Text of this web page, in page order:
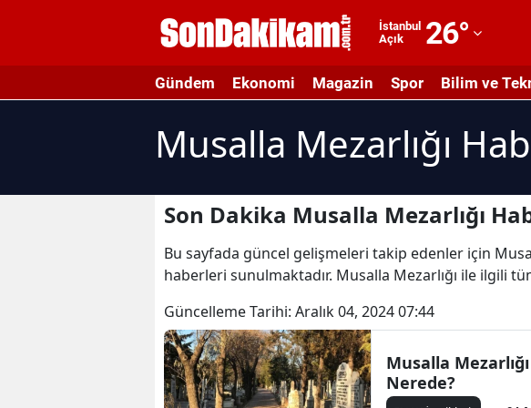
İstanbul
Açık
26°
Adıyaman
Afyonkarahisar
Amasya
Antalya
Artvin
Aydın
Balıkesir
Gündem Ekonomi Magazin Spor Bilim ve
Musalla Mezarlığı
Son Dakika Musalla Mezarlığı
Bu sayfada güncel gelişmeleri takip edenler için
haberleri sunulmaktadır. Musalla Mezarlığı ile ilgili
Güncelleme Tarihi: Aralık 04, 2024 07:44
Musalla Mezarlığı
Nerede?